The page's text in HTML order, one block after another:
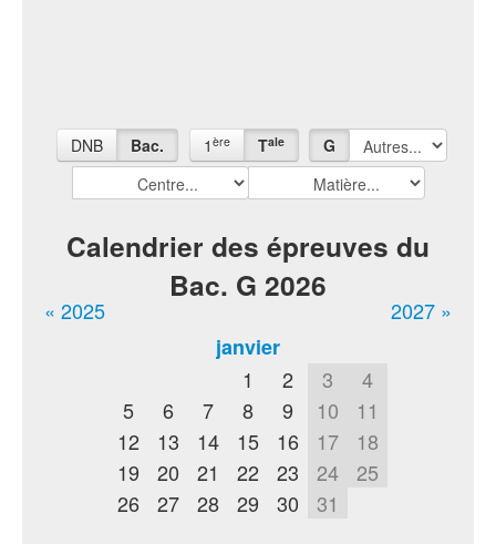
DNB Bac. 1 ère Tale G
Calendrier des épreuves du
Bac. G 2026
« 2025
2027 »
janvier
1
2 3
4
5
6 7 8 9 10
11
12
13 14 15 16 17
18
19
20 21 22 23 24
25
26
27 28 29 30 31